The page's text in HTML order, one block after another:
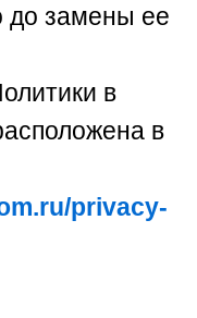
до замены ее
в
в
privacy-